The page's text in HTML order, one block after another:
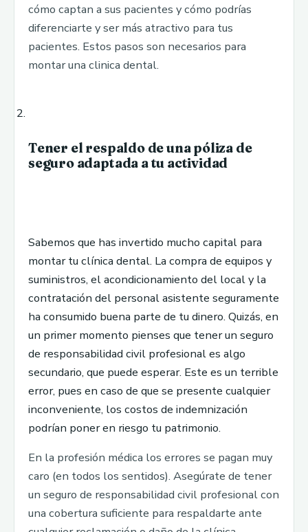
cómo captan a sus pacientes y cómo podrías
diferenciarte y ser más atractivo para tus
pacientes. Estos pasos son necesarios para
montar una clinica dental.
Tener el respaldo de una póliza de
seguro adaptada a tu actividad
Sabemos que has invertido mucho capital para
montar tu clínica dental. La compra de equipos y
suministros, el acondicionamiento del local y la
contratación del personal asistente seguramente
ha consumido buena parte de tu dinero. Quizás, en
un primer momento pienses que tener un seguro
de responsabilidad civil profesional es algo
secundario, que puede esperar. Este es un terrible
error, pues en caso de que se presente cualquier
inconveniente, los costos de indemnización
podrían poner en riesgo tu patrimonio.
En la profesión médica los errores se pagan muy
caro (en todos los sentidos). Asegúrate de tener
un seguro de responsabilidad civil profesional con
una cobertura suficiente para respaldarte ante